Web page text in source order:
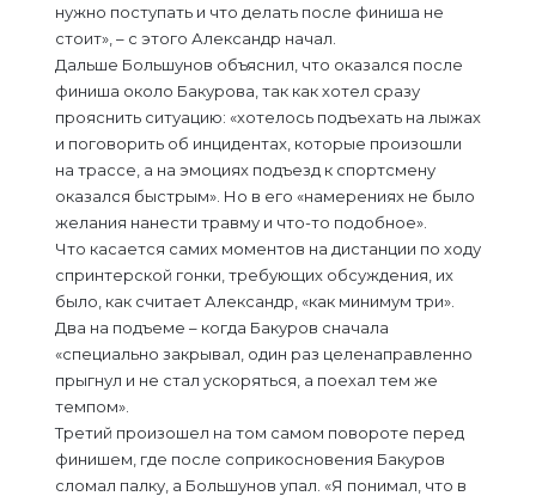
нужно поступать и что делать после финиша не
стоит», – с этого Александр начал.
Дальше Большунов объяснил, что оказался после
финиша около Бакурова, так как хотел сразу
прояснить ситуацию: «хотелось подъехать на лыжах
и поговорить об инцидентах, которые произошли
на трассе, а на эмоциях подъезд к спортсмену
оказался быстрым». Но в его «намерениях не было
желания нанести травму и что-то подобное».
Что касается самих моментов на дистанции по ходу
спринтерской гонки, требующих обсуждения, их
было, как считает Александр, «как минимум три».
Два на подъеме – когда Бакуров сначала
«специально закрывал, один раз целенаправленно
прыгнул и не стал ускоряться, а поехал тем же
темпом».
Третий произошел на том самом повороте перед
финишем, где после соприкосновения Бакуров
сломал палку, а Большунов упал. «Я понимал, что в